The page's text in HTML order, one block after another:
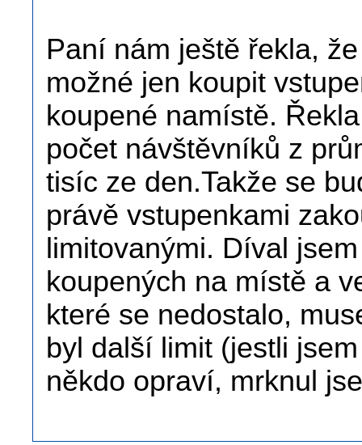
Paní nám ještě řekla,
možné jen koupit
koupené namístě.
počet návštěvníků z
tisíc ze den.Takže se
právě vstupenkami
limitovanými. Díval
koupených na místě a
které se nedostalo,
byl další limit (jestli
někdo opraví, mrknul